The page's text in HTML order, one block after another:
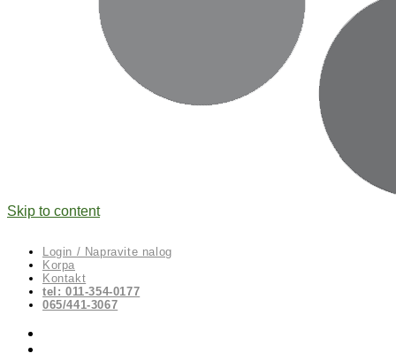
Skip to content
Login / Napravite nalog
Korpa
Kontakt
tel: 011-354-0177
065/441-3067